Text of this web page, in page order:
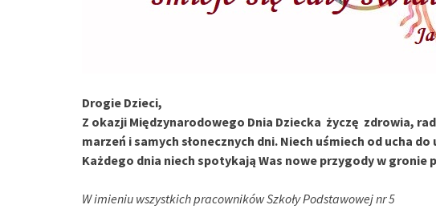
Drogie Dzieci,
Z okazji Międzynarodowego Dnia Dziecka życzę zdrowia,
marzeń i samych słonecznych dni. Niech uśmiech od ucha
Każdego dnia niech spotykają Was nowe przygody w gronie
W imieniu wszystkich pracowników Szkoły Podstawowej nr 5